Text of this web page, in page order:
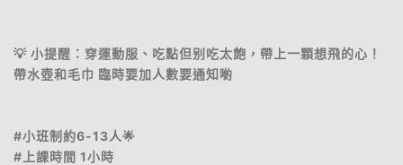
💡 小提醒：穿運動服、吃點但别吃太飽，帶上一顆想飛的心！
帶水壺和毛巾 臨時要加人數要通知喲
#小班制約6-13人🌟
#上課時間 1小時